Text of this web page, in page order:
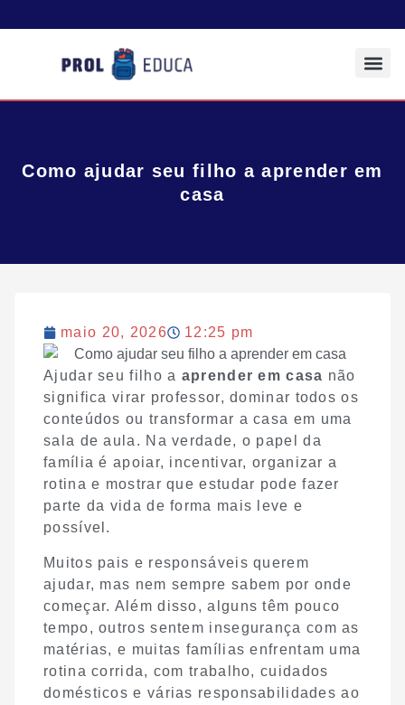
Como ajudar seu filho a aprender em
casa
maio 20, 2026 12:25 pm
Ajudar seu filho a aprender em casa não
significa virar professor, dominar todos os
conteúdos ou transformar a casa em uma
sala de aula. Na verdade, o papel da
família é apoiar, incentivar, organizar a
rotina e mostrar que estudar pode fazer
parte da vida de forma mais leve e
possível.
Muitos pais e responsáveis querem
ajudar, mas nem sempre sabem por onde
começar. Além disso, alguns têm pouco
tempo, outros sentem insegurança com as
matérias, e muitas famílias enfrentam uma
rotina corrida, com trabalho, cuidados
domésticos e várias responsabilidades ao